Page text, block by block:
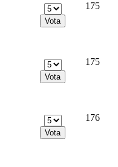
175
175
176